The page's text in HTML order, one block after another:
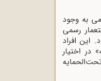
به وجود
رسمى
این افراد
در اختیار